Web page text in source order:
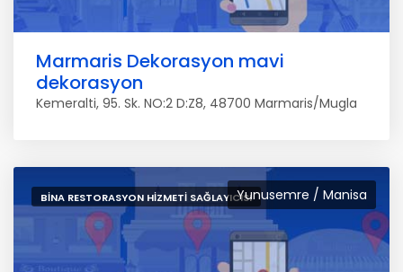
Marmaris Dekorasyon mavi
dekorasyon
Kemeralti, 95. Sk. NO:2 D:Z8, 48700 Marmaris/Mugla
Yunusemre / Manisa
BINA RESTORASYON HIZMETI SAĞLAYICISI